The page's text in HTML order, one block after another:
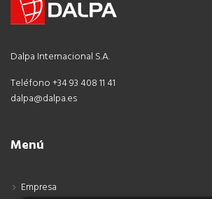
Dalpa Internacional S.A.
Teléfono +34 93 408 11 41
dalpa@dalpa.es
Menú
Empresa